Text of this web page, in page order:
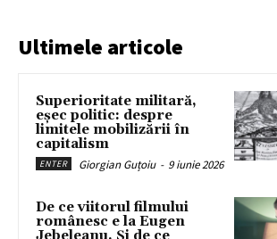
Ultimele articole
Superioritate militară,
eșec politic: despre
limitele mobilizării în
capitalism
ENTER Giorgian Guțoiu - 9 iunie 2026
De ce viitorul filmului
românesc e la Eugen